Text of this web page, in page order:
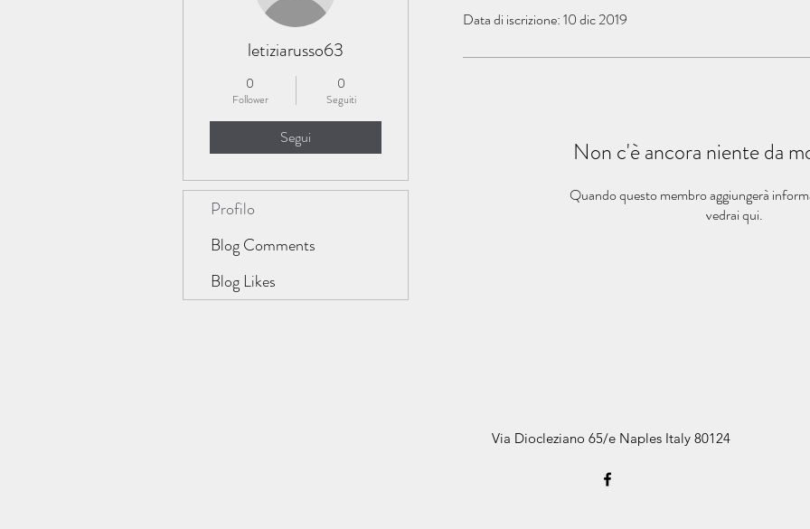
Data di iscrizione: 10 dic 2019
Non c'è ancora niente da
Quando questo membro aggiungerà
vedrai qui.
letiziarusso63
0
Follower
0
Seguiti
Segui
Profilo
Blog Comments
Blog Likes
Via Diocleziano 65/e Naples Italy 80124